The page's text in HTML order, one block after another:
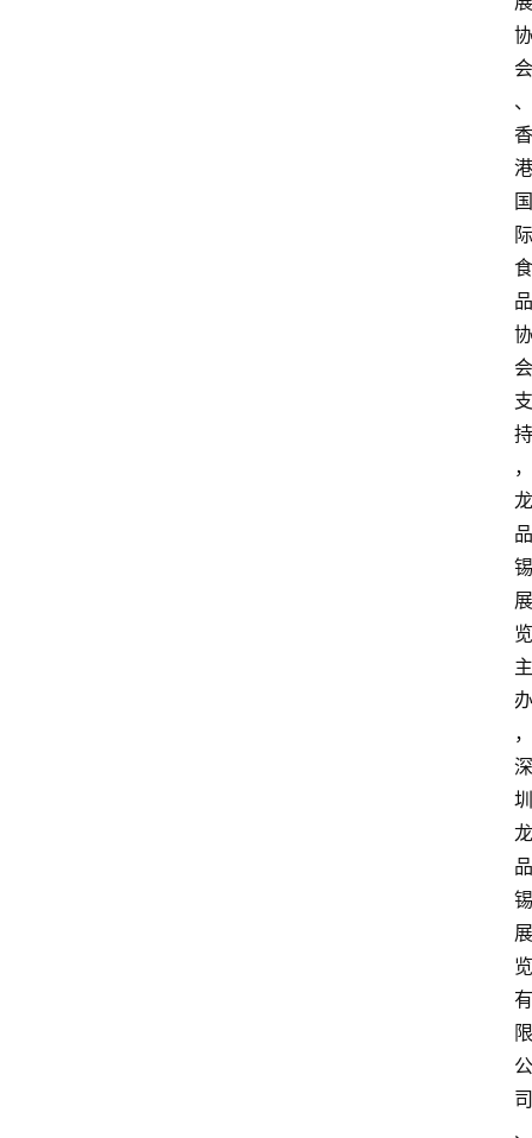
协
会
、
香
港
国
际
食
品
协
会
支
持
，
龙
品
锡
展
览
主
办
，
深
圳
龙
品
锡
展
览
有
限
公
司
、